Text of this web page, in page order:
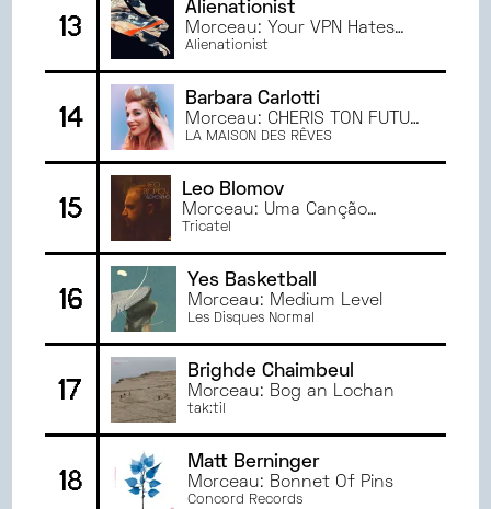
13
Alienationist
Morceau: Your VPN Hates
You
Alienationist
14
Barbara Carlotti
Morceau: CHÉRIS TON FUTUR
!LA MAISON DES RÊVES
15
Leo Blomov
Morceau: Uma Canção
Francesa
Tricatel
16
Yes Basketball
Morceau: Medium Level
Les Disques Normal
17
Brighde Chaimbeul
Morceau: Bog an Lochan
tak:til
18
Matt Berninger
Morceau: Bonnet Of Pins
Concord Records